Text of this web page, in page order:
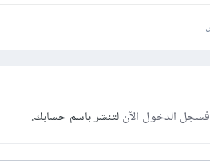
فسجل الدخول الآنلتنشر باسم حسابك.